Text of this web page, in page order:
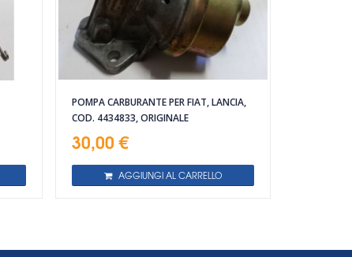
POMPA CARBURANTE PER FIAT, LANCIA,
COD. 4434833, ORIGINALE
30,00 €
AGGIUNGI AL CARRELLO